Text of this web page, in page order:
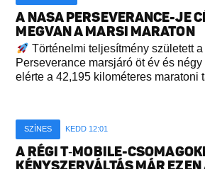
A NASA PERSEVERANCE-JE
MEGVAN A MARSI MARATON
Történelmi teljesítmény született a
Perseverance marsjáró öt év és
elérte a 42,195 kilométeres maratoni
SZÍNES KEDD 12:01
A RÉGI T‑MOBILE-